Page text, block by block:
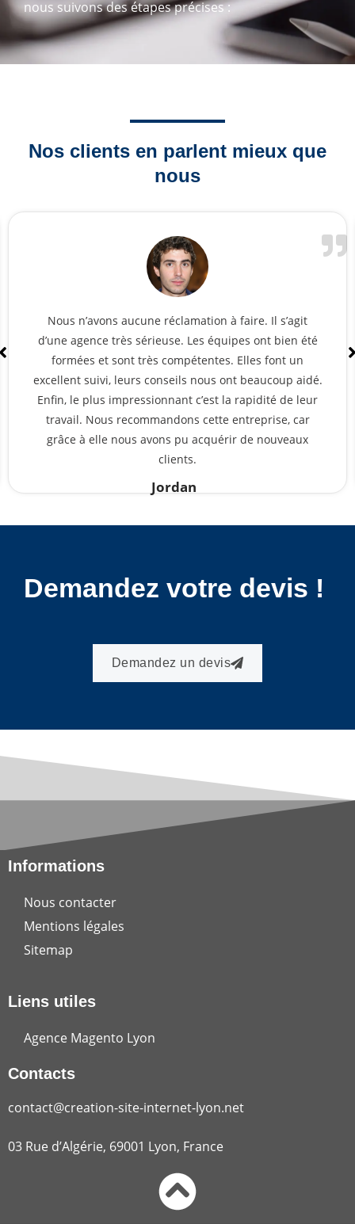
nous suivons des étapes précises :
Nos clients en parlent mieux que
nous
Cela fait des années que nous travaillons avec eux.
On a toujours été satisfaits. Ils sont très sérieux,
prennent le temps de nous écouter et recherchent
constamment de nouvelles stratégies pour améliorer
notre site. Grâce à eux, nous sommes bien
positionnés dans les pages Google.
Julie
Demandez votre devis !
Demandez un devis
Informations
Nous contacter
Mentions légales
Sitemap
Liens utiles
Agence Magento Lyon
Contacts
contact@creation-site-internet-lyon.net
03 Rue d’Algérie, 69001 Lyon, France